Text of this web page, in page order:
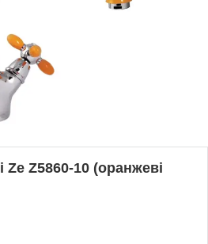
Ze Z5860-10 (оранжеві